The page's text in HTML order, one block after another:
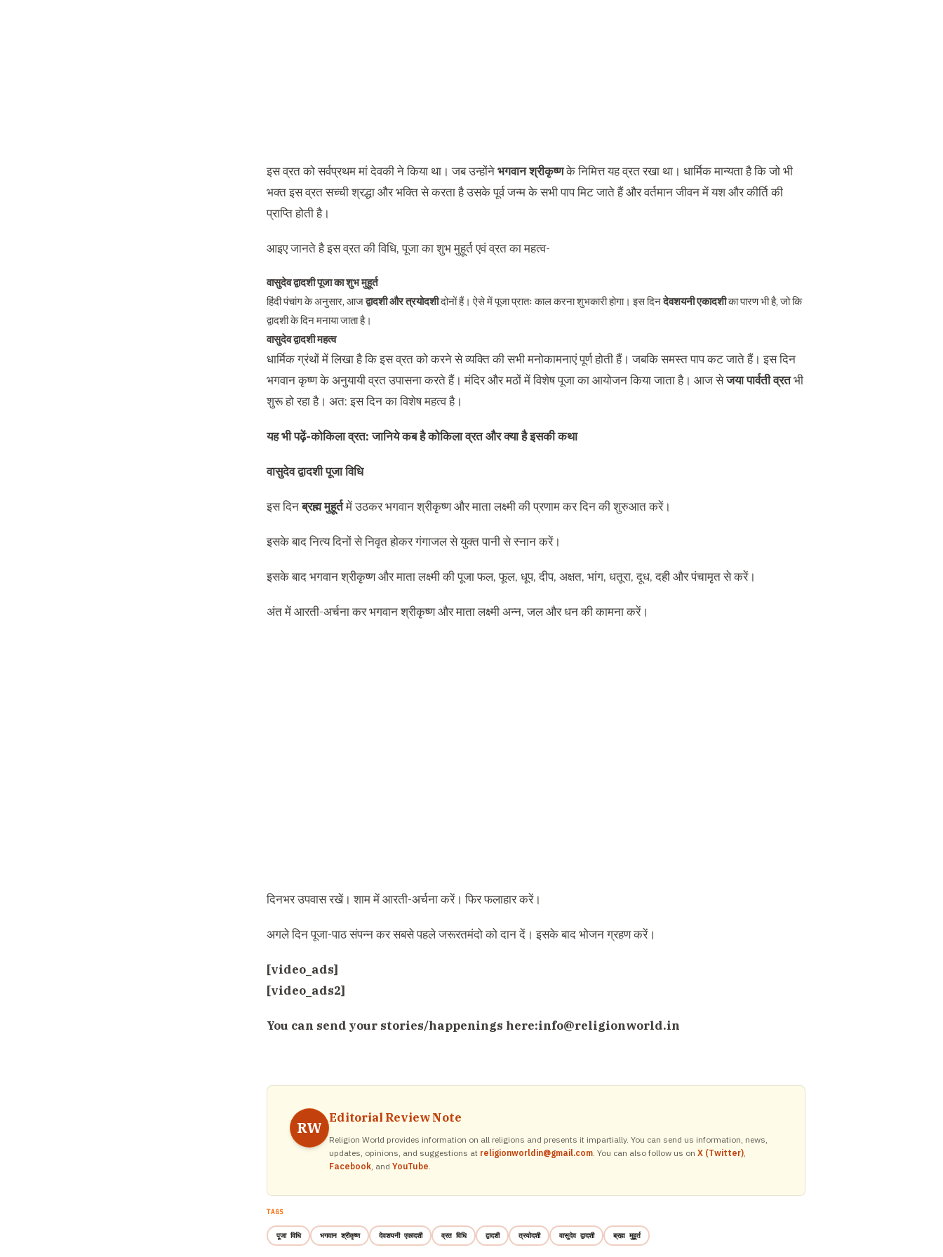
इस व्रत को सर्वप्रथम मां देवकी ने किया था। जब उन्होंनेभगवान श्रीकृष्णके निमित्त यह व्रत रखा था। धार्मिक मान्यता है कि जो भी
भक्त इस व्रत सच्ची श्रद्धा और भक्ति से करता है उसके पूर्व जन्म के सभी पाप मिट जाते हैं और वर्तमान जीवन में यश और कीर्ति की
प्राप्ति होती है।
आइए जानते है इस व्रत की विधि, पूजा का शुभ मुहूर्त एवं व्रत का महत्व-
वासुदेव द्वादशी पूजा का शुभ मुहूर्त
हिंदी पंचांग के अनुसार, आजद्वादशी और त्रयोदशीदोनों हैं। ऐसे में पूजा प्रातः काल करना शुभकारी होगा। इस दिनदेवशयनी एकादशीका पारण भी है, जो कि
द्वादशी के दिन मनाया जाता है।
वासुदेव द्वादशी महत्व
धार्मिक ग्रंथों में लिखा है कि इस व्रत को करने से व्यक्ति की सभी मनोकामनाएं पूर्ण होती हैं। जबकि समस्त पाप कट जाते हैं। इस दिन
भगवान कृष्ण के अनुयायी व्रत उपासना करते हैं। मंदिर और मठों में विशेष पूजा का आयोजन किया जाता है। आज सेजया पार्वती व्रतभी
शुरू हो रहा है। अत: इस दिन का विशेष महत्व है।
यह भी पढ़ें-कोकिला व्रत: जानिये कब है कोकिला व्रत और क्या है इसकी कथा
वासुदेव द्वादशी पूजा विधि
इस दिनब्रह्म मुहूर्तमें उठकर भगवान श्रीकृष्ण और माता लक्ष्मी की प्रणाम कर दिन की शुरुआत करें।
इसके बाद नित्य दिनों से निवृत होकर गंगाजल से युक्त पानी से स्नान करें।
इसके बाद भगवान श्रीकृष्ण और माता लक्ष्मी की पूजा फल, फूल, धूप, दीप, अक्षत, भांग, धतूरा, दूध, दही और पंचामृत से करें।
अंत में आरती-अर्चना कर भगवान श्रीकृष्ण और माता लक्ष्मी अन्न, जल और धन की कामना करें।
दिनभर उपवास रखें। शाम में आरती-अर्चना करें। फिर फलाहार करें।
अगले दिन पूजा-पाठ संपन्न कर सबसे पहले जरूरतमंदो को दान दें। इसके बाद भोजन ग्रहण करें।
[video_ads]
[video_ads2]
You can send your stories/happenings here:info@religionworld.in
RW
Editorial Review Note
Religion World provides information on all religions and presents it impartially. You can send us information, news,
updates, opinions, and suggestions at religionworldin@gmail.com. You can also follow us on X (Twitter),
Facebook, and YouTube.
TAGS
पूजा विधि भगवान श्रीकृष्ण देवशयनी एकादशी व्रत विधि द्वादशी त्रयोदशी वासुदेव द्वादशी ब्रह्म मुहूर्त